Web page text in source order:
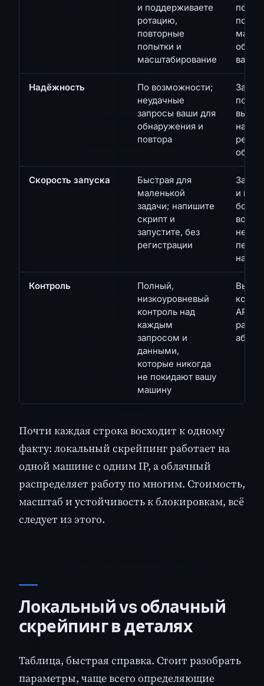
и поддерживаете
ротацию,
повторные
попытки и
масштабирование
вас
Надёжность
По возможности;
неудачные
запросы ваши для
обнаружения и
повтора
Скорость запуска
Быстрая для
маленькой
задачи; напишите
скрипт и
запустите, без
регистрации
и
Контроль
Полный,
низкоуровневый
контроль над
каждым
запросом и
данными,
которые никогда
не покидают вашу
машину
API;
Почти каждая строка восходит к одному
факту: локальный скрейпинг работает на
одной машине с одним IP, а облачный
распределяет работу по многим. Стоимость,
масштаб и устойчивость к блокировкам, всё
следует из этого.
Локальный vs облачный
скрейпинг в деталях
Таблица, быстрая справка. Стоит разобрать
параметры, чаще всего определяющие